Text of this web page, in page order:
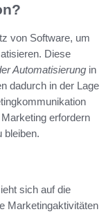
von Software, um
Diese
Automatisierung in
dadurch in der Lage
erfordern
bleiben.
sich auf die
Marketingaktivitäten